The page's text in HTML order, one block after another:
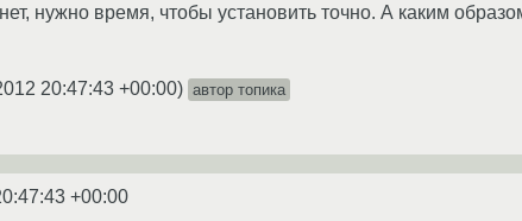
нужно время, чтобы установить точно. А каким
20:47:43 +00:00) автор топика
+00:00